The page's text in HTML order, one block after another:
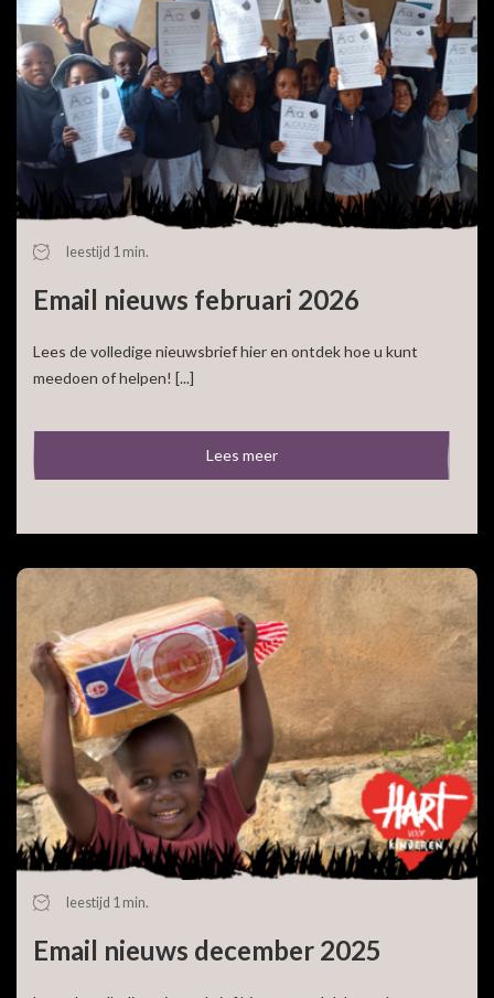
leestijd 1 min.
Email nieuws februari 2026
Lees de volledige nieuwsbrief hier en ontdek hoe u kunt
meedoen of helpen! [...]
Lees meer
leestijd 1 min.
Email nieuws december 2025